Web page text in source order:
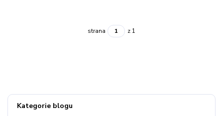
Kategorie blogu
strana z 1